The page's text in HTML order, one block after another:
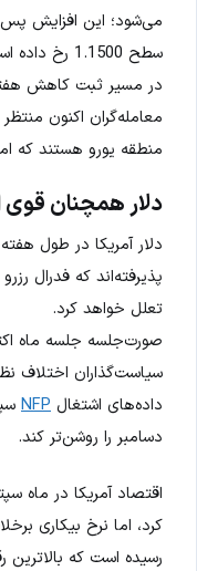
می‌شود؛ این افزایش پس
سطح 1.1500
منطقه یورو هستند که
دلار همچنان
دلار آمریکا در طول
پذیرفته‌اند که فدرال
تعلل خواهد کرد.
صورت‌جلسه جلسه ماه
سیاست‌گذاران اختلاف
داده‌های اشتغال NFP
دسامبر را روشن‌تر کند.
اقتصاد آمریکا در ماه
رسیده است که